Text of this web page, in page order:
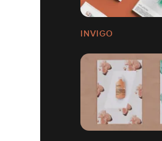
INVIGO